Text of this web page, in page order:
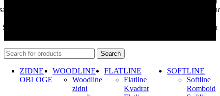
cena, ali ne možemo garantovati da su sve informacije
Svi artikli prikazani na sajtu su deo naše ponude i ne podrazumeva da
Search
ZIDNE
OBLOGE
WOODLINE
Woodline
zidni
FLATLINE
Flatline
Kvadrat
SOFTLINE
Softline
Romboid